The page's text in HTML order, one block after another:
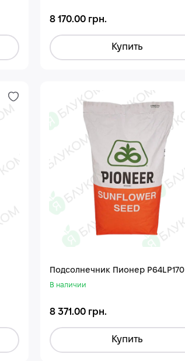
8 170.00 грн.
Купить
Подсолнечник Пионер P64LP170
В наличии
8 371.00 грн.
Купить